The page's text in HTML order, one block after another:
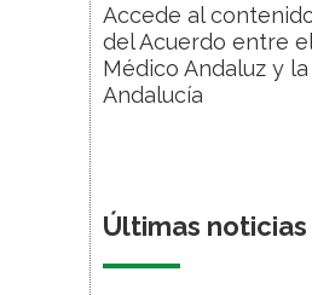
Accede al
del Acuerdo entre
Médico Andaluz y
Andalucía
Últimas noticias